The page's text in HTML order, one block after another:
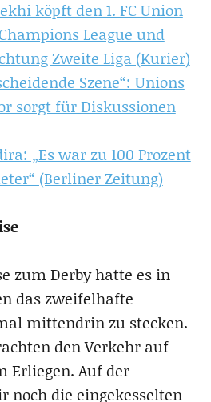
köpft den 1. FC Union
League und
Zweite Liga (Kurier)
Szene“: Unions
sorgt für Diskussionen
„Es war zu 100 Prozent
(Berliner Zeitung)
zum Derby hatte es in
das zweifelhafte
mittendrin zu stecken.
den Verkehr auf
Erliegen. Auf der
noch die eingekesselten